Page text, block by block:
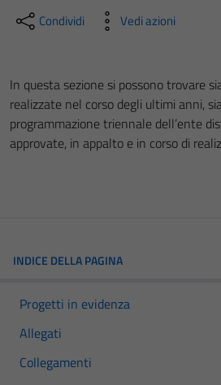
Condividi Vedi azioni
In questa sezione si possono trovare
realizzate nel corso degli ultimi anni,
programmazione triennale dell’ente
approvate, in appalto e in corso di
INDICE DELLA PAGINA
Progetti in evidenza
Allegati
Collegamenti